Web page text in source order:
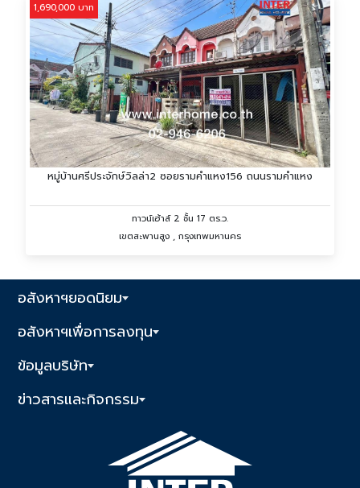
1,690,000 บาท
หมู่บ้านศรีประจักษ์วิลล่า2 ซอยรามคำแหง156 ถนนรามคำแหง
ทาวน์เฮ้าส์ 2 ชั้น 17 ตร.ว.
เขตสะพานสูง , กรุงเทพมหานคร
อสังหาฯยอดนิยม
อสังหาฯเพื่อการลงทุน
ข้อมูลบริษัท
ข่าวสารและกิจกรรม